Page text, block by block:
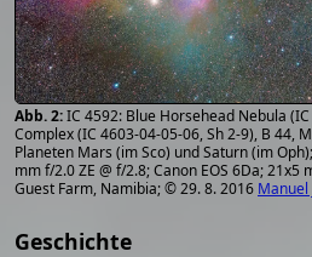
IC 4592: Blue Horsehead Nebula
Complex (IC 4603-04-05-06, Sh 2-9), B 44,
Planeten Mars (im Sco) und Saturn (im
mm f/2.0 ZE @ f/2.8; Canon EOS 6Da; 21x5
Guest Farm, Namibia; © 29. 8. 2016 Manuel
Geschichte